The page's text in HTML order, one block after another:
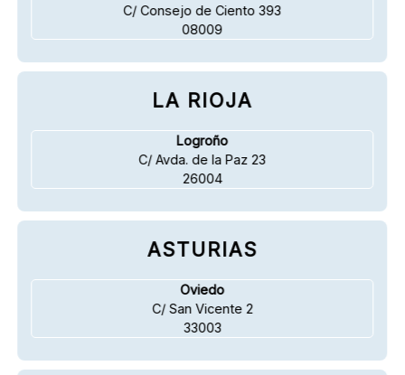
C/ Consejo de Ciento 393
08009
LA RIOJA
Logroño
C/ Avda. de la Paz 23
26004
ASTURIAS
Oviedo
C/ San Vicente 2
33003